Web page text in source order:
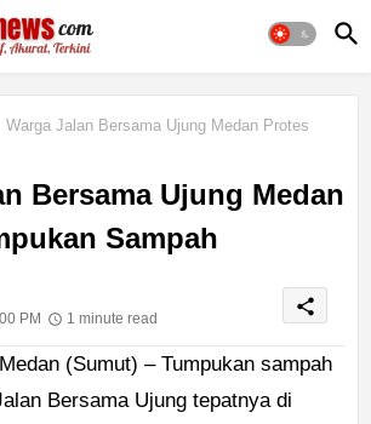
Warga Jalan Bersama Ujung Medan Protes
Bersama Ujung Medan
Sampah
PM
1 minute read
share
(Sumut) – Tumpukan sampah
Bersama Ujung tepatnya di